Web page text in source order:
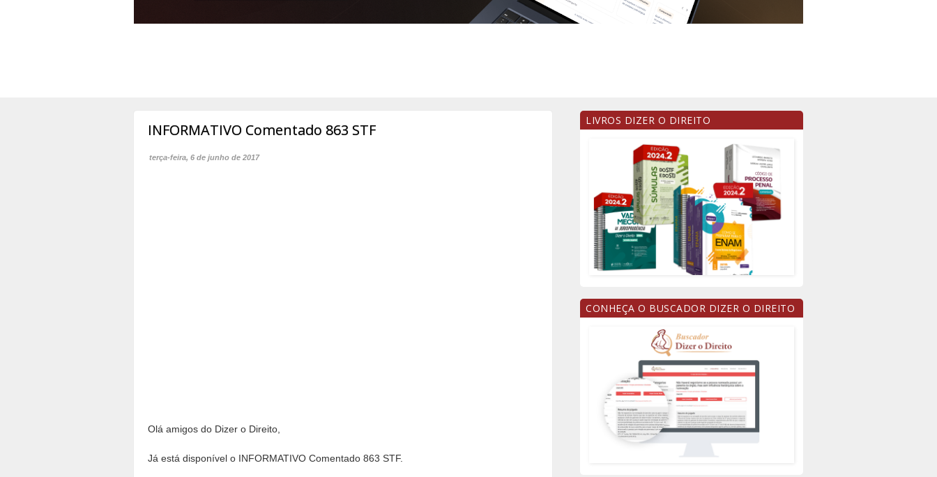
INFORMATIVO Comentado 863 STF
terça-feira, 6 de junho de 2017
Olá amigos do Dizer o Direito,
Já está disponível o INFORMATIVO Comentado 863 STF.
LIVROS DIZER O DIREITO
CONHEÇA O BUSCADOR DIZER O DIREITO